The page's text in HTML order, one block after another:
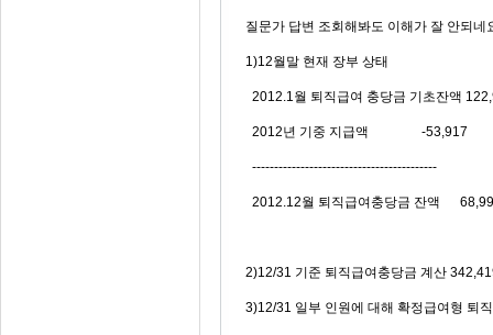
질문가 답변 조회해봐도 이해가 잘 안되
1)12월말 현재 장부 상태
2012.1월 퇴직급여 충당금 기초잔액
2012년 기중 지급액 -53,917
------------------------------------------
2012.12월 퇴직급여충당금 잔액
2)12/31 기준 퇴직급여충당금 계산
3)12/31 일부 인원에 대해 확정급여형 퇴